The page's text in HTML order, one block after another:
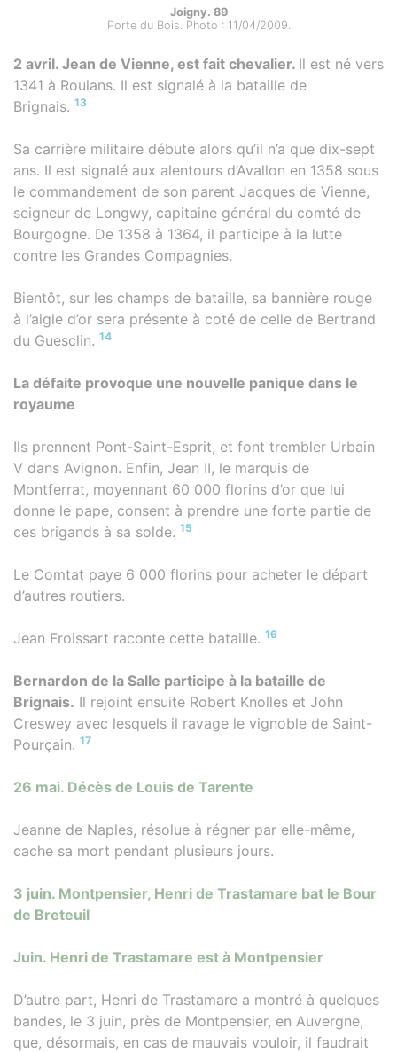
Joigny. 89
Porte du Bois. Photo : 11/04/2009.
2 avril. Jean de Vienne, est fait chevalier. Il est né vers
1341 à Roulans. Il est signalé à la bataille de
Brignais. 13
Sa carrière militaire débute alors qu’il n’a que dix-sept
ans. Il est signalé aux alentours d’Avallon en 1358 sous
le commandement de son parent Jacques de Vienne,
seigneur de Longwy, capitaine général du comté de
Bourgogne. De 1358 à 1364, il participe à la lutte
contre les Grandes Compagnies.
Bientôt, sur les champs de bataille, sa bannière rouge
à l’aigle d’or sera présente à coté de celle de Bertrand
du Guesclin. 14
La défaite provoque une nouvelle panique dans le
royaume
Ils prennent Pont-Saint-Esprit, et font trembler Urbain
V dans Avignon. Enfin, Jean II, le marquis de
Montferrat, moyennant 60 000 florins d’or que lui
donne le pape, consent à prendre une forte partie de
ces brigands à sa solde. 15
Le Comtat paye 6 000 florins pour acheter le départ
d’autres routiers.
Jean Froissart raconte cette bataille. 16
Bernardon de la Salle participe à la bataille de
Brignais. Il rejoint ensuite Robert Knolles et John
Creswey avec lesquels il ravage le vignoble de Saint-
Pourçain. 17
26 mai. Décès de Louis de Tarente
Jeanne de Naples, résolue à régner par elle-même,
cache sa mort pendant plusieurs jours.
3 juin. Montpensier, Henri de Trastamare bat le Bour
de Breteuil
Juin. Henri de Trastamare est à Montpensier
D’autre part, Henri de Trastamare a montré à quelques
bandes, le 3 juin, près de Montpensier, en Auvergne,
que, désormais, en cas de mauvais vouloir, il faudrait